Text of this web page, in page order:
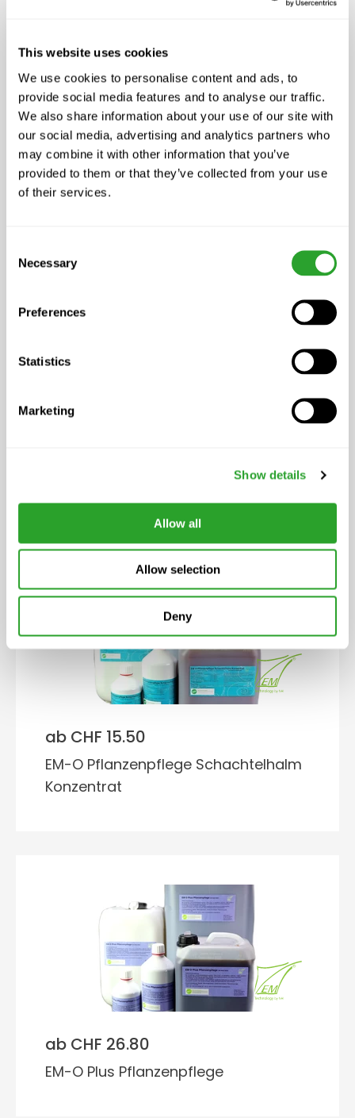
This website uses cookies
We use cookies to personalise content and ads, to
provide social media features and to analyse our traffic.
We also share information about your use of our site with
our social media, advertising and analytics partners who
may combine it with other information that you’ve
provided to them or that they’ve collected from your use
of their services.
Selection
Necessary
Preferences
Statistics
Marketing
Show details
Allow all
Allow selection
Deny
ab CHF 23.00
EM-O Pflanzenpflege
ab CHF 15.50
EM-O Pflanzenpflege Schachtelhalm
Konzentrat
ab CHF 26.80
EM-O Plus Pflanzenpflege